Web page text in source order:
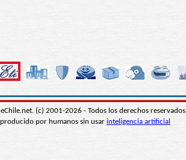
(c) 2001-2026 - Todos los derechos reservados
producido por humanos sin usar inteligencia artificial